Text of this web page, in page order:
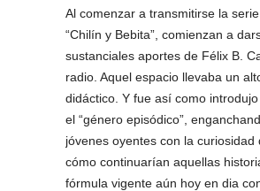
Al comenzar a transmitirse la
“Chilín y Bebita”, comienzan a
sustanciales aportes de Félix B.
radio. Aquel espacio llevaba un
didáctico. Y fue así como
el “género episódico”,
jóvenes oyentes con la curiosidad
cómo continuarían aquellas
fórmula vigente aún hoy en dia